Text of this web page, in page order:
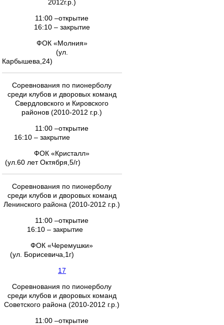
2012г.р.)
11:00 –открытие
16:10 – закрытие
ФОК «Молния»
(ул.
Карбышева,24)
Соревнования по пионерболу
среди клубов и дворовых команд
Свердловского и Кировского
районов (2010-2012 г.р.)
11:00 –открытие
16:10 – закрытие
ФОК «Кристалл»
(ул.60 лет Октября,5/г)
Соревнования по пионерболу
среди клубов и дворовых команд
Ленинского района (2010-2012 г.р.)
11:00 –открытие
16:10 – закрытие
ФОК «Черемушки»
(ул. Борисевича,1г)
17
Соревнования по пионерболу
среди клубов и дворовых команд
Советского района (2010-2012 г.р.)
11:00 –открытие